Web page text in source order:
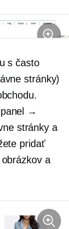
s často
stránky)
→
stránky a
pridať
a